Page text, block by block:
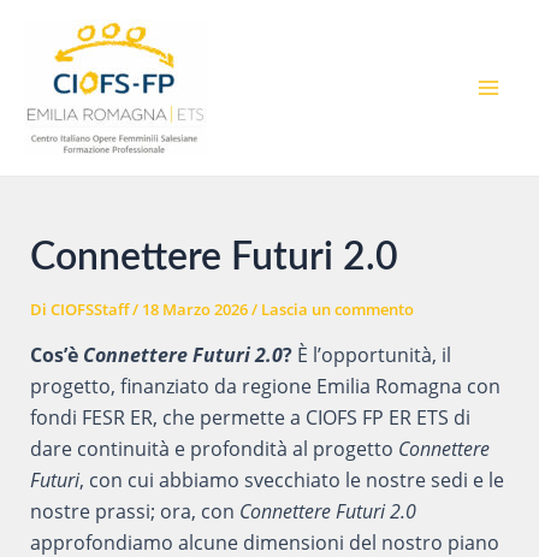
contenuto
Connettere Futuri 2.0
Di CIOFSStaff/ 18 Marzo 2026/ Lascia un commento
Cos’è Connettere Futuri 2.0?È l’opportunità, il
progetto, finanziato da regione Emilia Romagna con
fondi FESR ER, che permette a CIOFS FP ER ETS di
dare continuità e profondità al progetto Connettere
Futuri, con cui abbiamo svecchiato le nostre sedi e le
nostre prassi; ora, con Connettere Futuri 2.0
approfondiamo alcune dimensioni del nostro piano